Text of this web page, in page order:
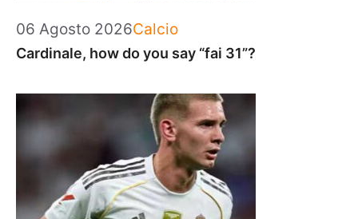
06 Agosto 2026Categorie
Calcio
Cardinale, how do you say “fai 31”?